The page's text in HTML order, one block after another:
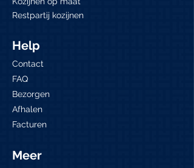
Restpartij kozijnen
Help
Contact
FAQ
Bezorgen
Afhalen
Facturen
Meer